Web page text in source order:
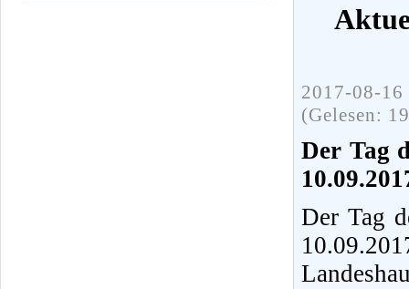
2017-08-
(Gelesen:
Der Tag
Der Tag